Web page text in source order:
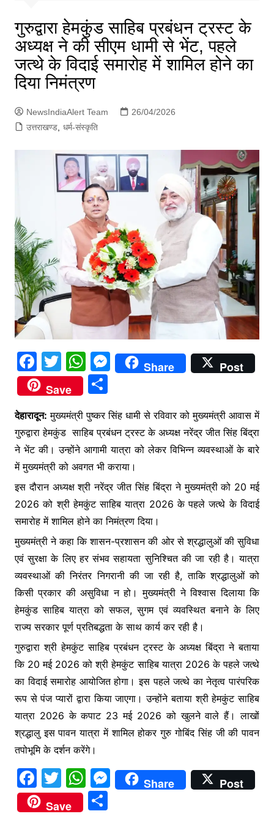
गुरुद्वारा हेमकुंड साहिब प्रबंधन ट्रस्ट के
अध्यक्ष ने की सीएम धामी से भेंट, पहले
जत्थे के विदाई समारोह में शामिल होने का
दिया निमंत्रण
NewsIndiaAlert Team
26/04/2026
उत्तराखण्ड, धर्म-संस्कृति
F
a
c
e
b
o
o
k
T
w
itt
er
W
h
at
s
A
p
p
M
e
s
e
n
g
er
Share
Post
Save
S
ar
e
देहारादून: मुख्यमंत्री पुष्कर सिंह धामी से रविवार को मुख्यमंत्री आवास में
गुरुद्वारा हेमकुंड साहिब प्रबंधन ट्रस्ट के अध्यक्ष नरेंद्र जीत सिंह बिंद्रा
ने भेंट की। उन्होंने आगामी यात्रा को लेकर विभिन्न व्यवस्थाओं के बारे
में मुख्यमंत्री को अवगत भी कराया।
इस दौरान अध्यक्ष श्री नरेंद्र जीत सिंह बिंद्रा ने मुख्यमंत्री को 20 मई
2026 को श्री हेमकुंट साहिब यात्रा 2026 के पहले जत्थे के विदाई
समारोह में शामिल होने का निमंत्रण दिया।
मुख्यमंत्री ने कहा कि शासन-प्रशासन की ओर से श्रद्धालुओं की सुविधा
एवं सुरक्षा के लिए हर संभव सहायता सुनिश्चित की जा रही है। यात्रा
व्यवस्थाओं की निरंतर निगरानी की जा रही है, ताकि श्रद्धालुओं को
किसी प्रकार की असुविधा न हो। मुख्यमंत्री ने विश्वास दिलाया कि
हेमकुंड साहिब यात्रा को सफल, सुगम एवं व्यवस्थित बनाने के लिए
राज्य सरकार पूर्ण प्रतिबद्धता के साथ कार्य कर रही है।
गुरुद्वारा श्री हेमकुंट साहिब प्रबंधन ट्रस्ट के अध्यक्ष बिंद्रा ने बताया
कि 20 मई 2026 को श्री हेमकुंट साहिब यात्रा 2026 के पहले जत्थे
का विदाई समारोह आयोजित होगा। इस पहले जत्थे का नेतृत्व पारंपरिक
रूप से पंज प्यारों द्वारा किया जाएगा। उन्होंने बताया श्री हेमकुंट साहिब
यात्रा 2026 के कपाट 23 मई 2026 को खुलने वाले हैं। लाखों
श्रद्धालु इस पावन यात्रा में शामिल होकर गुरु गोबिंद सिंह जी की पावन
तपोभूमि के दर्शन करेंगे।
F
a
c
T
w
itt
W
h
at
M
e
Share
Post
Save
S
e